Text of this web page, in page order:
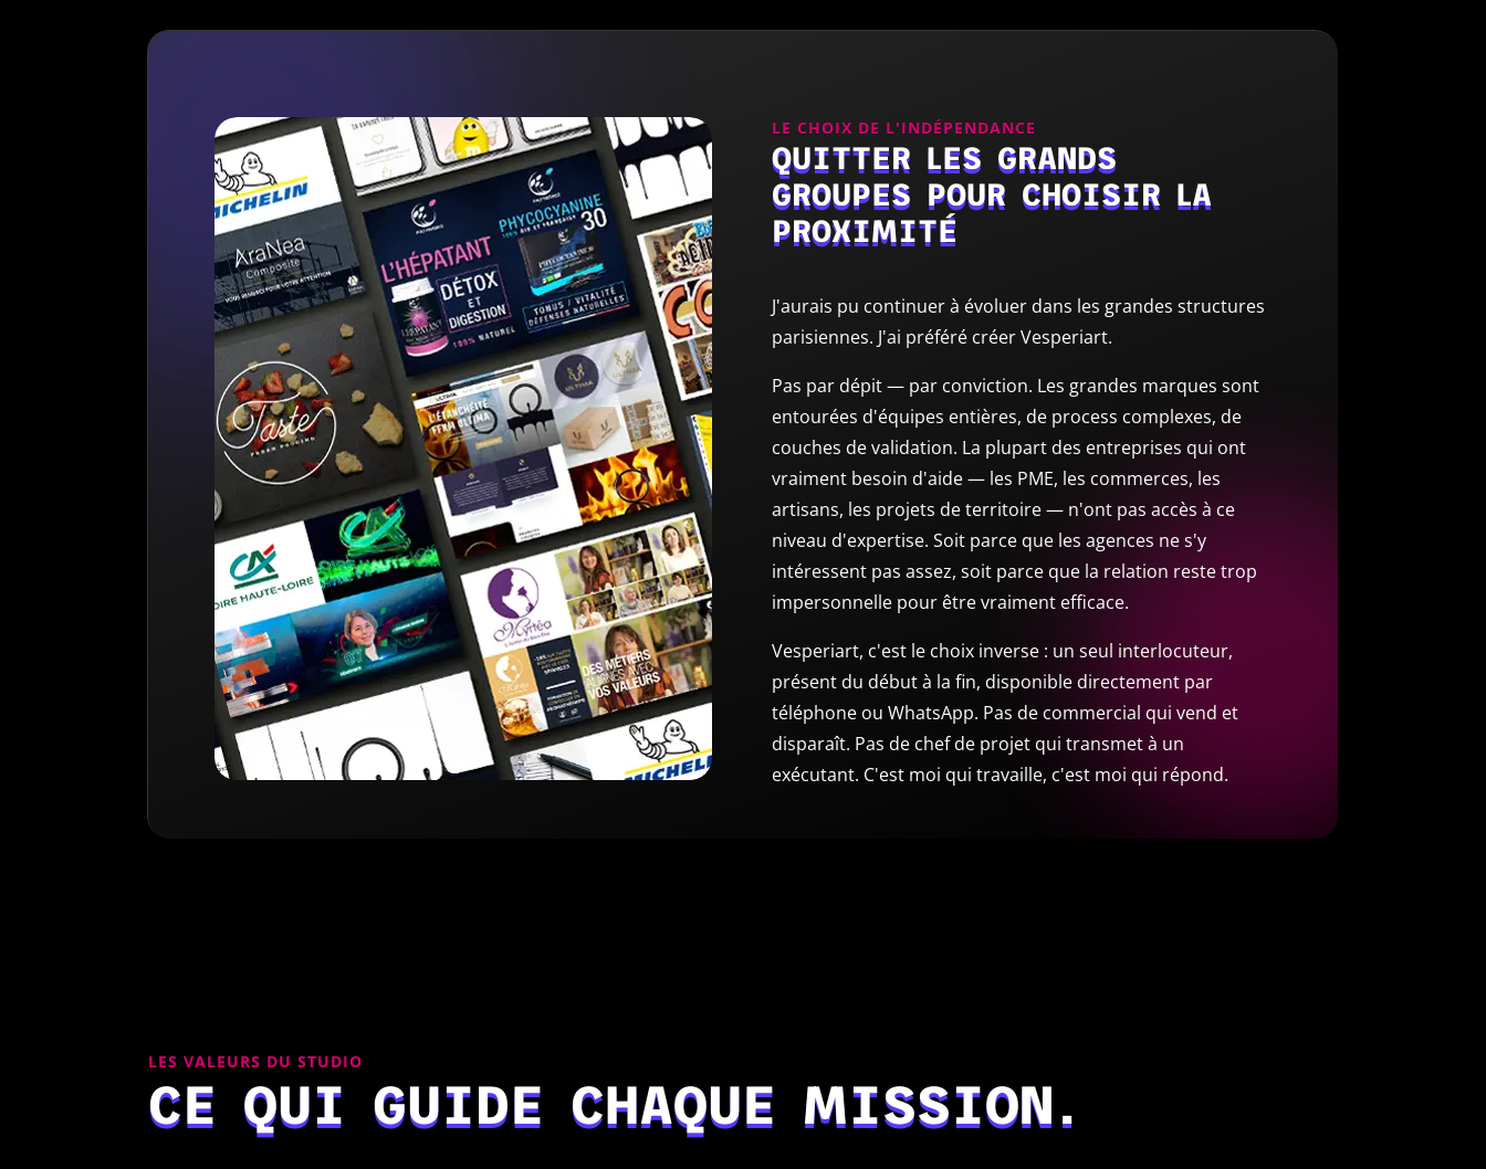
LE CHOIX DE L'INDÉPENDANCE
QUITTER LES GRANDS
GROUPES POUR CHOISIR LA
PROXIMITÉ
J'aurais pu continuer à évoluer dans les grandes structures
parisiennes. J'ai préféré créer Vesperiart.
Pas par dépit — par conviction. Les grandes marques sont
entourées d'équipes entières, de process complexes, de
couches de validation. La plupart des entreprises qui ont
vraiment besoin d'aide — les PME, les commerces, les
artisans, les projets de territoire — n'ont pas accès à ce
niveau d'expertise. Soit parce que les agences ne s'y
intéressent pas assez, soit parce que la relation reste trop
impersonnelle pour être vraiment efficace.
Vesperiart, c'est le choix inverse : un seul interlocuteur,
présent du début à la fin, disponible directement par
téléphone ou WhatsApp. Pas de commercial qui vend et
disparaît. Pas de chef de projet qui transmet à un
exécutant. C'est moi qui travaille, c'est moi qui répond.
LES VALEURS DU STUDIO
CE QUI GUIDE CHAQUE MISSION.